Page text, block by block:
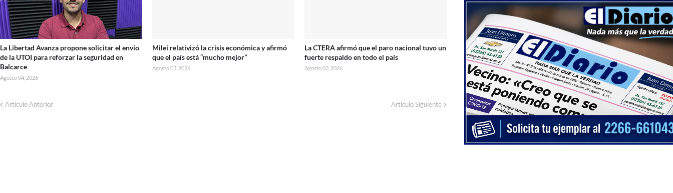
La Libertad Avanza propone solicitar el envío
de la UTOI para reforzar la seguridad en
Balcarce
Agosto 04, 2026
Milei relativizó la crisis económica y afirmó
que el país está “mucho mejor”
Agosto 03, 2026
La CTERA afirmó que el paro nacional tuvo un
fuerte respaldo en todo el país
Agosto 03, 2026
Artículo Anterior Artículo Siguiente